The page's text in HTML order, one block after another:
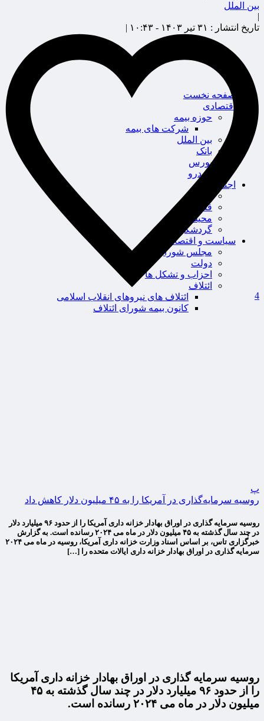
صفحه نخست
اقتصادی
حوزه بیمه
شرکت های بیمه
بین الملل
بانک
بورس
خودرو
اجتماعی
سلامت
قضایی
محیط زیست
گردشگری
سیاست و اقتصاد
مجلس شورای اسلامی
دولت
احزاب و تشکل ها
ائتلاف
ائتلاف های نیروهای انقلاب اسلامی
کانون بیمه شورای ائتلاف
بین الملل
|
تاریخ انتشار : ۳۱ تیر ۱۴۰۳ - ۱۰:۴۳ |
4
پ
روسیه سرمایه‌گذاری در آمریکا را به ۴۵ میلیون دلار کاهش داد
روسیه سرمایه گذاری در اوراق بهادار خزانه داری آمریکا را از حدود ۹۶ میلیارد دلار
در چند سال گذشته به ۴۵ میلیون دلار در ماه می ۲۰۲۴ رسانده است. به گزارش
خبرگزاری تاس، بر اساس اسناد وزارت خزانه داری آمریکا، روسیه در ماه می ۲۰۲۴
سرمایه گذاری در اوراق بهادار خزانه داری ایالات متحده را […]
روسیه سرمایه گذاری در اوراق بهادار خزانه داری آمریکا
را از حدود ۹۶ میلیارد دلار در چند سال گذشته به ۴۵
میلیون دلار در ماه می ۲۰۲۴ رسانده است.